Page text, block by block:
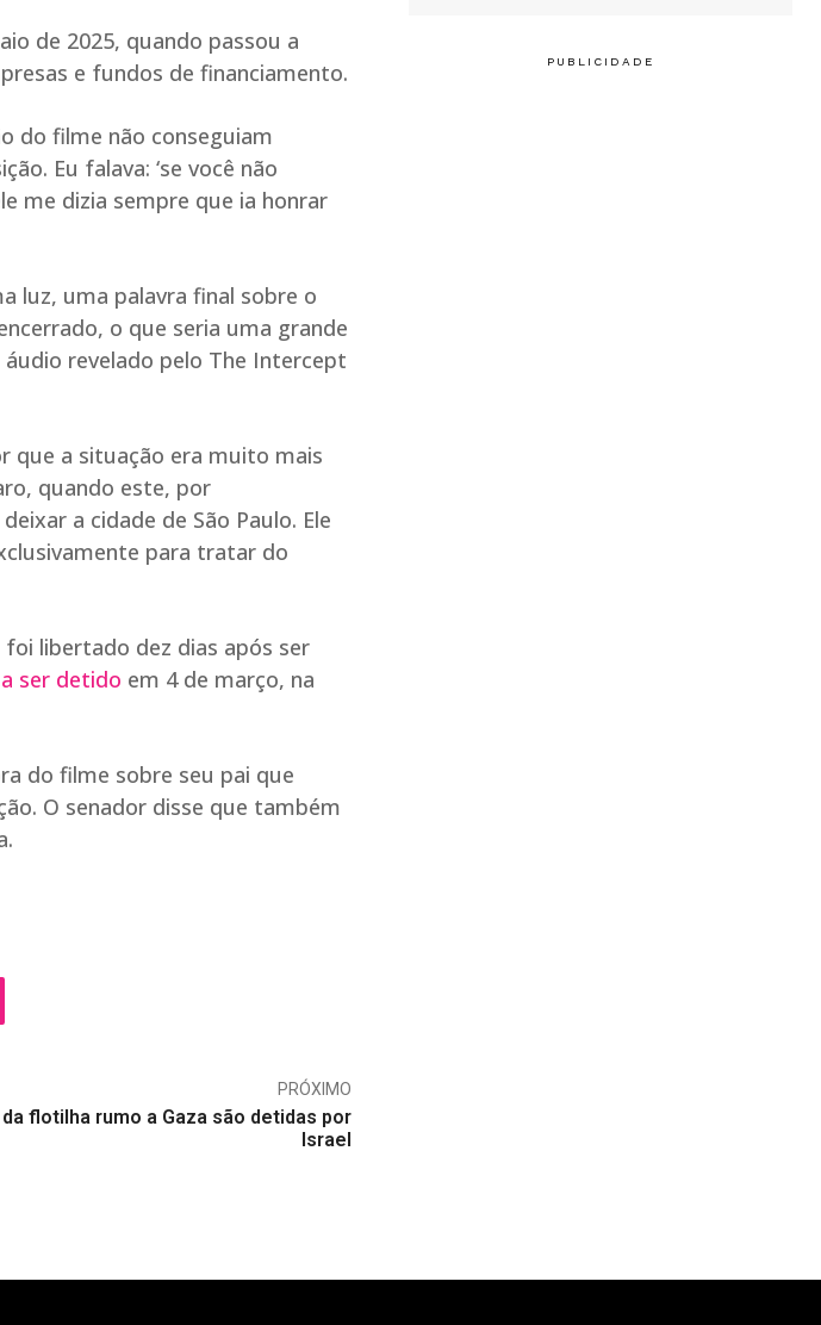
de 2025, quando passou a
e fundos de financiamento.
do filme não conseguiam
Eu falava: ‘se você não
me dizia sempre que ia honrar
luz, uma palavra final sobre o
o que seria uma grande
revelado pelo The Intercept
que a situação era muito mais
quando este, por
a cidade de São Paulo. Ele
para tratar do
foi libertado dez dias após ser
ser detido em 4 de março, na
do filme sobre seu pai que
O senador disse que também
PRÓXIMO
flotilha rumo a Gaza são detidas por
Israel